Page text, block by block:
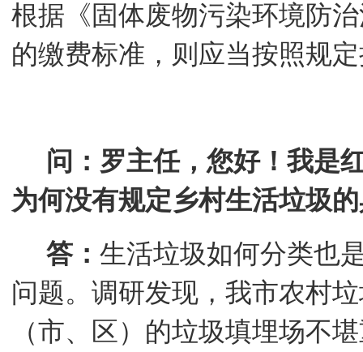
根据《固体废物污染环境防
的缴费标准，则应当按照规
问：罗主任，您好！我是
为何没有规定乡村生活垃圾
答： 生活垃圾如何分类也
问题。调研发现，我市农村
（市、区）的垃圾填埋场不